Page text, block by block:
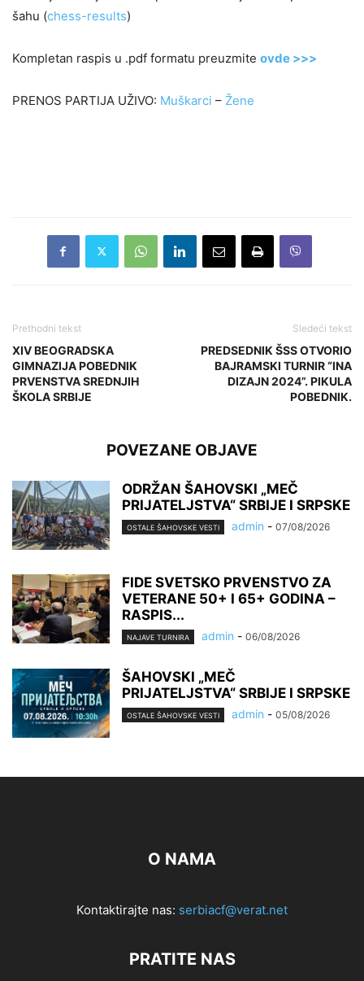
šahu (chess-results)
Kompletan raspis u .pdf formatu preuzmite ovde >>>
PRENOS PARTIJA UŽIVO: Muškarci – Žene
Prethodni tekst
XIV BEOGRADSKA
GIMNAZIJA POBEDNIK
PRVENSTVA SREDNJIH
ŠKOLA SRBIJE
Sledeći tekst
PREDSEDNIK ŠSS OTVORIO
BAJRAMSKI TURNIR “INA
DIZAJN 2024”. PIKULA
POBEDNIK.
POVEZANE OBJAVE
ODRŽAN ŠAHOVSKI „MEČ
PRIJATELJSTVA“ SRBIJE I SRPSKE
OSTALE ŠAHOVSKE VESTI admin - 07/08/2026
FIDE SVETSKO PRVENSTVO ZA
VETERANE 50+ I 65+ GODINA –
RASPIS...
NAJAVE TURNIRA admin - 06/08/2026
ŠAHOVSKI „MEČ
PRIJATELJSTVA“ SRBIJE I SRPSKE
OSTALE ŠAHOVSKE VESTI admin - 05/08/2026
O NAMA
Kontaktirajte nas: serbiacf@verat.net
PRATITE NAS